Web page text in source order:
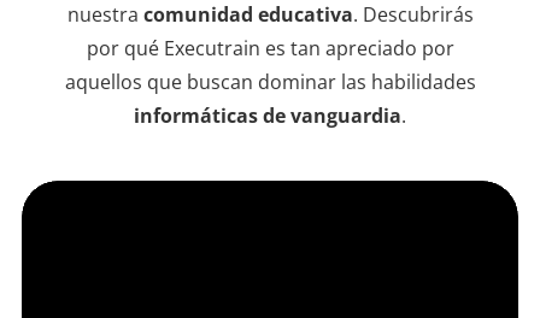
nuestra comunidad educativa. Descubrirás
por qué Executrain es tan apreciado por
aquellos que buscan dominar las habilidades
informáticas de vanguardia.